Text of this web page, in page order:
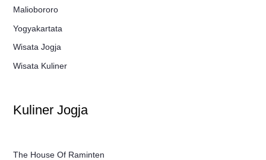
Maliobororo
Yogyakartata
Wisata Jogja
Wisata Kuliner
Kuliner Jogja
The House Of Raminten